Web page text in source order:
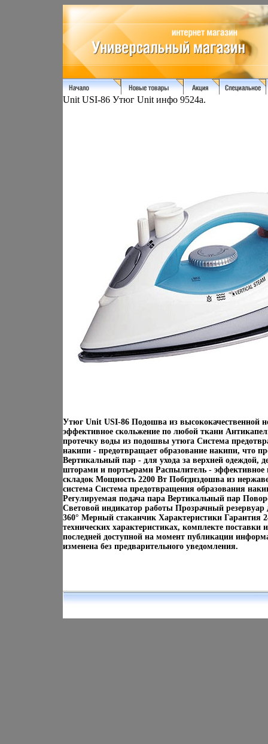
Unit USI-86 Утюг Unit инфо 9524a.
Утюг Unit USI-86 Подошва из высококачественной
эффективное скольжение по любой ткани
протечку воды из подошвы утюга Система
накипи - предотвращает образование накипи, что
Вертикальный пар - для ухода за верхней одеждой,
шторами и портьерами Распылитель - эффективное
складок Мощность 2200 Вт Побгднздошва из
система Система предотвращения образования
Регулируемая подача пара Вертикальный пар
Световой индикатор работы Прозрачный
360° Мерный стаканчик Характеристики Гарантия
технических характеристиках, комплекте
последней доступной на момент публикации
изменена без предварительного уведомления.